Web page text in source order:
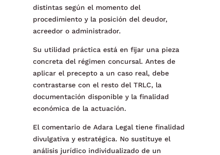
distintas según el momento del
procedimiento y la posición del deudor,
acreedor o administrador.
Su utilidad práctica está en fijar una pieza
concreta del régimen concursal. Antes de
aplicar el precepto a un caso real, debe
contrastarse con el resto del TRLC, la
documentación disponible y la finalidad
económica de la actuación.
El comentario de Adara Legal tiene finalidad
divulgativa y estratégica. No sustituye el
análisis jurídico individualizado de un